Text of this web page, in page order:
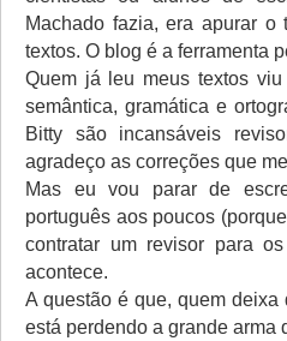
Machado fazia, era apurar
textos. O blog é a ferramenta
Quem já leu meus textos
semântica, gramática e
Bitty são incansáveis
agradeço as correções que
Mas eu vou parar de
português aos poucos
contratar um revisor para
acontece.
A questão é que, quem
está perdendo a grande arma